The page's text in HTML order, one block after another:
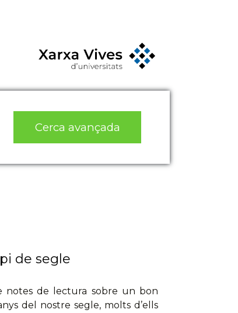
Cerca avançada
de segle
notes de lectura sobre un bon
del nostre segle, molts d’ells